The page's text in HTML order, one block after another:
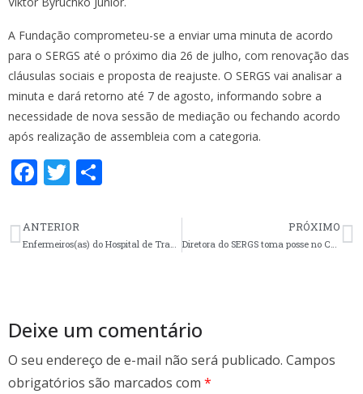
A Fundação comprometeu-se a enviar uma minuta de acordo
para o SERGS até o próximo dia 26 de julho, com renovação das
cláusulas sociais e proposta de reajuste. O SERGS vai analisar a
minuta e dará retorno até 7 de agosto, informando sobre a
necessidade de nova sessão de mediação ou fechando acordo
após realização de assembleia com a categoria.
F
e
b
k
T
itt
er e
ANTERIOR
Enfermeiros(as) do Hospital de Tramandaí têm até dia 24 para aderir à negociação de parcelamento das verbas rescisórias
PRÓXIMO
Diretora do SERGS toma posse no Conselho Gestor do GHC
Deixe um comentário
O seu endereço de e-mail não será publicado. Campos
obrigatórios são marcados com *